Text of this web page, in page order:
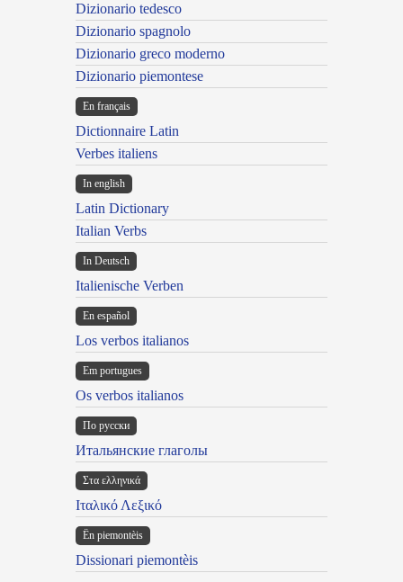
Dizionario tedesco
Dizionario spagnolo
Dizionario greco moderno
Dizionario piemontese
En français
Dictionnaire Latin
Verbes italiens
In english
Latin Dictionary
Italian Verbs
In Deutsch
Italienische Verben
En español
Los verbos italianos
Em portugues
Os verbos italianos
По русски
Итальянские глаголы
Στα ελληνικά
Ιταλικό Λεξικό
Ën piemontèis
Dissionari piemontèis